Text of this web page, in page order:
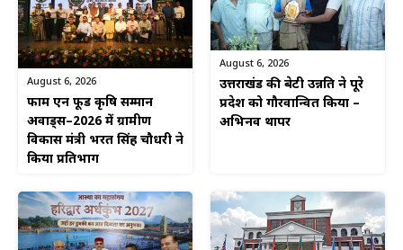
August 6, 2026
फार्म एन फूड कृषि सम्मान
अवार्ड्स–2026 में ग्रामीण
विकास मंत्री भरत सिंह चौधरी ने
किया प्रतिभाग
August 6, 2026
उत्तराखंड की बेटी उन्नति ने पूरे
प्रदेश को गौरवान्वित किया –
अभिनव थापर